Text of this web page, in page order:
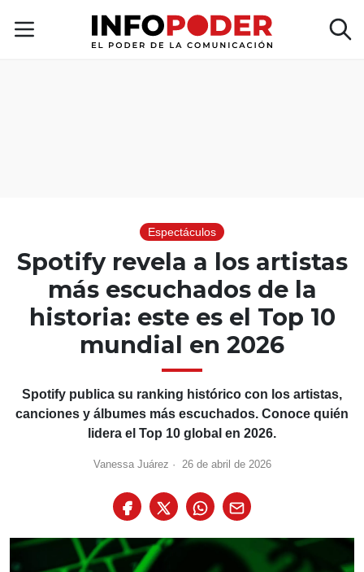
Espectáculos
Spotify revela a los artistas
más escuchados de la
historia: este es el Top 10
mundial en 2026
Spotify publica su ranking histórico con los artistas,
canciones y álbumes más escuchados. Conoce quién
lidera el Top 10 global en 2026.
Vanessa Juárez · 26 de abril de 2026